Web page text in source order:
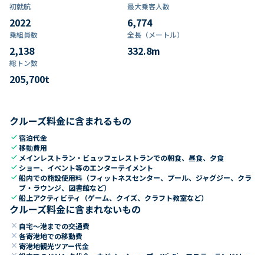
初就航
2022
最大乗客人数
6,774
乗組員数​
2,138
全長（メートル）
332.8m
総トン数​
205,700t
クルーズ料金に含まれるもの
check宿泊代金
check移動費用
check メインレストラン・ビュッフェレストランでの朝食、昼食、夕食
check ショー、イベント等のエンターテイメント
check船内での施設使用料（フィットネスセンター、プール、ジャグジー、クラ
ブ・ラウンジ、図書館など）
check船上アクティビティ（ゲーム、クイズ、クラフト教室など）
クルーズ料金に含まれないもの
close 自宅～港までの交通費
close 各寄港地での移動費
close 寄港地観光ツアー代金